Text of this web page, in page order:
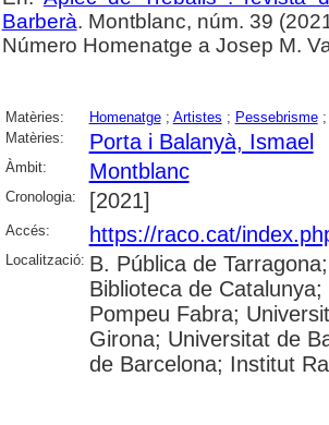
Barberà. Montblanc, núm. 39
Número Homenatge a Josep M.
Matèries: Homenatge; Artistes ; Pessebrisme
Matèries:
Porta i Balanyà, Ismael
Àmbit: Montblanc
Cronologia: [2021]
Accés: https://raco.cat/
Localització: B. Pública de
Biblioteca de
Pompeu Fabra;
Girona; Universitat de
de Barcelona; Institut